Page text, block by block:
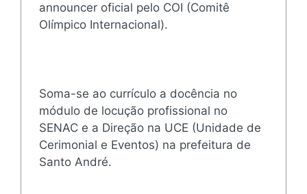
announcer oficial pelo COI (Comitê
Olímpico Internacional).
Soma-se ao currículo a docência no
módulo de locução profissional no
SENAC e a Direção na UCE (Unidade de
Cerimonial e Eventos) na prefeitura de
Santo André.